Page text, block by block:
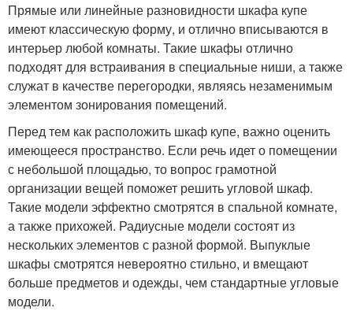
Прямые или линейные разновидности шкафа купе
имеют классическую форму, и отлично вписываются в
интерьер любой комнаты. Такие шкафы отлично
подходят для встраивания в специальные ниши, а также
служат в качестве перегородки, являясь незаменимым
элементом зонирования помещений.
Перед тем как расположить шкаф купе, важно оценить
имеющееся пространство. Если речь идет о помещении
с небольшой площадью, то вопрос грамотной
организации вещей поможет решить угловой шкаф.
Такие модели эффектно смотрятся в спальной комнате,
а также прихожей. Радиусные модели состоят из
нескольких элементов с разной формой. Выпуклые
шкафы смотрятся невероятно стильно, и вмещают
больше предметов и одежды, чем стандартные угловые
модели.